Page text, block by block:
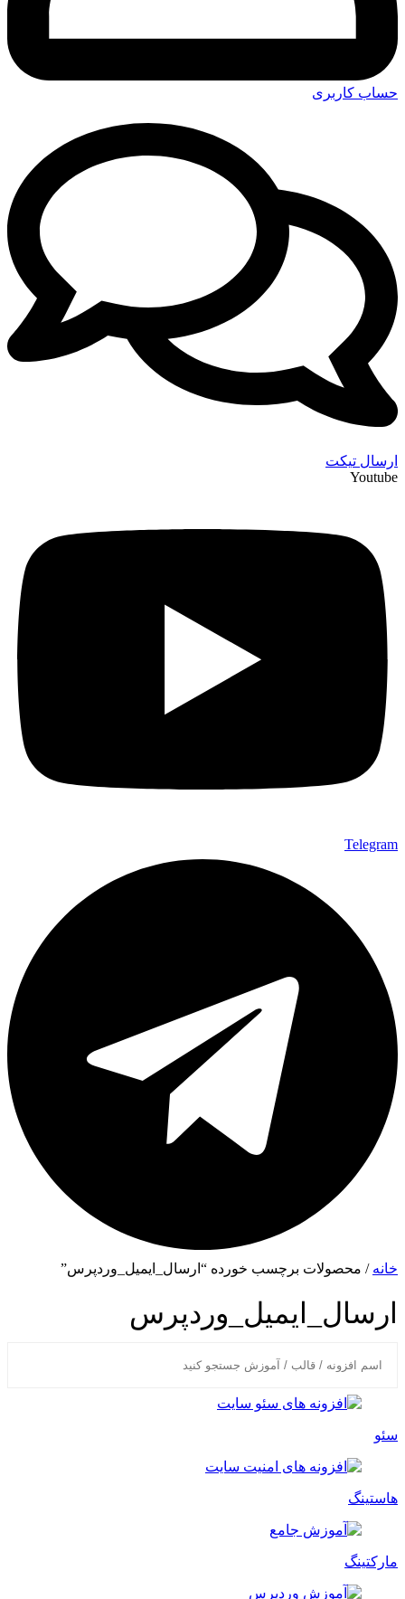
حساب کاربری
ارسال تیکت
Youtube
Telegram
خانه / محصولات برچسب خورده “ارسال_ایمیل_وردپرس”
ارسال_ایمیل_وردپرس
سئو
هاستینگ
مارکتینگ